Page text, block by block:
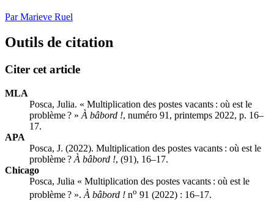
Par Marieve Ruel
Outils de citation
Citer cet article
MLA
Posca, Julia. « Multiplication des postes vacants : où est le
problème ? » À bâbord !, numéro 91, printemps 2022, p. 16–
17.
APA
Posca, J. (2022). Multiplication des postes vacants : où est le
problème ? À bâbord !, (91), 16–17.
Chicago
Posca, Julia « Multiplication des postes vacants : où est le
problème ? ».À bâbord ! no 91 (2022) : 16–17.